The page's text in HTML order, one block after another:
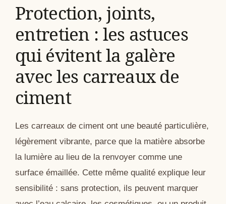
Protection, joints,
entretien : les astuces
qui évitent la galère
avec les carreaux de
ciment
Les carreaux de ciment ont une beauté particulière,
légèrement vibrante, parce que la matière absorbe
la lumière au lieu de la renvoyer comme une
surface émaillée. Cette même qualité explique leur
sensibilité : sans protection, ils peuvent marquer